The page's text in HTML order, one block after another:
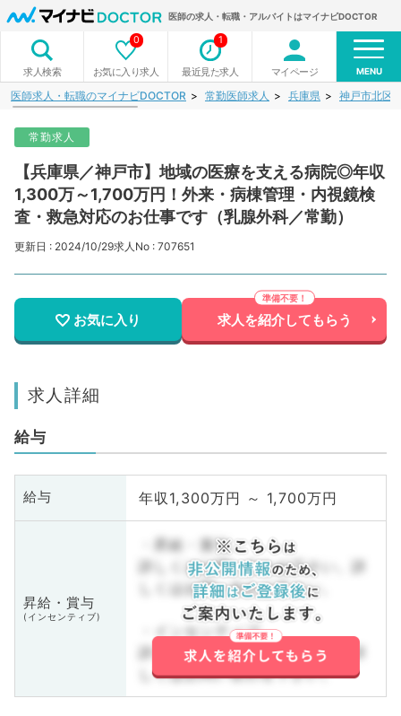
医師の求人・転職・アルバイトはマイナビDOCTOR
求人検索 お気に入り求人
0
最近見た求人
1
マイページ MENU
医師求人・転職のマイナビDOCTOR 常勤医師求人 兵庫県 神戸市北区
常勤求人
【兵庫県／神戸市】地域の医療を支える病院◎年収
1,300万～1,700万円！外来・病棟管理・内視鏡検
査・救急対応のお仕事です（乳腺外科／常勤）
更新日 : 2024/10/29求人No : 707651
お気に入り 求人を紹介してもらう
求人詳細
給与
給与 年収1,300万円 ～ 1,700万円
昇給・賞与
(インセンティブ)
・昇給・賞与
詳しくはお問い合わせ下さい。詳
しくはお問い合わせ下さい。
・インセンティブ
詳しくはお問い合わせ下さい。詳
しくはお問い合わせ下さい。